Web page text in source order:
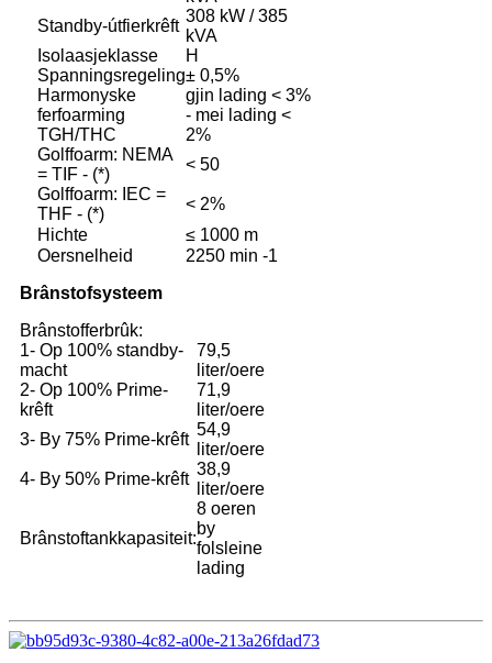
Standby-útfierkrêft
308 kW / 385
kVA
Isolaasjeklasse
H
Spanningsregeling± 0,5%
Harmonyske
ferfoarming
TGH/THC
gjin lading < 3%
- mei lading <
2%
Golffoarm: NEMA
= TIF - (*)
< 50
Golffoarm: IEC =
THF - (*)
< 2%
Hichte
≤ 1000 m
Oersnelheid
2250 min -1
Brânstofsysteem
Brânstofferbrûk:
1- Op 100% standby-
macht
79,5
liter/oere
2- Op 100% Prime-
krêft
71,9
liter/oere
3- By 75% Prime-krêft
54,9
liter/oere
4- By 50% Prime-krêft
38,9
liter/oere
Brânstoftankkapasiteit:
8 oeren
by
folsleine
lading